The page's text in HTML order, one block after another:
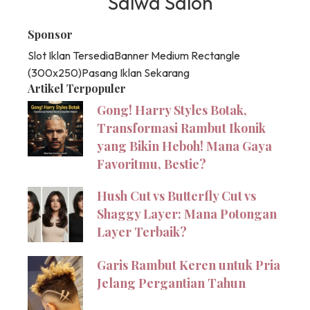
Sponsor
Slot Iklan TersediaBanner Medium Rectangle
(300x250)Pasang Iklan Sekarang
Artikel Terpopuler
Gong! Harry Styles Botak,
Transformasi Rambut Ikonik
yang Bikin Heboh! Mana Gaya
Favoritmu, Bestie?
Hush Cut vs Butterfly Cut vs
Shaggy Layer: Mana Potongan
Layer Terbaik?
Garis Rambut Keren untuk Pria
Jelang Pergantian Tahun